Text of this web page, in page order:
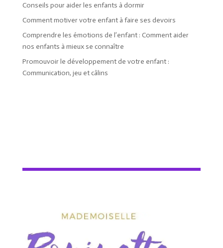
Conseils pour aider les enfants à dormir
Comment motiver votre enfant à faire ses devoirs
Comprendre les émotions de l’enfant : Comment aider
nos enfants à mieux se connaître
Promouvoir le développement de votre enfant :
Communication, jeu et câlins